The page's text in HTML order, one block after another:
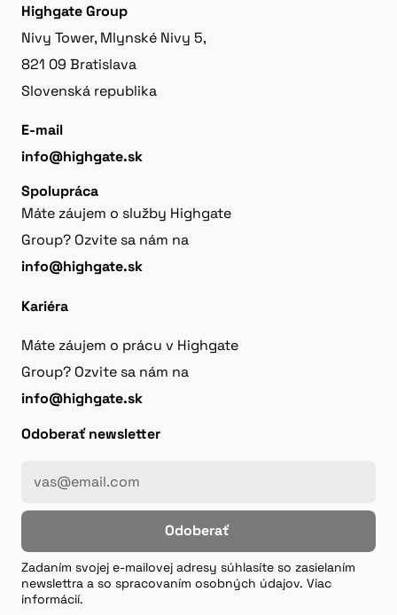
Highgate Group
Nivy Tower, Mlynské Nivy 5,
821 09 Bratislava
Slovenská republika
E-mail
info@highgate.sk
Spolupráca
Máte záujem o služby Highgate
Group? Ozvite sa nám na
info@highgate.sk
Kariéra
Máte záujem o prácu v Highgate
Group? Ozvite sa nám na
info@highgate.sk
Odoberať newsletter
Odoberať
Zadaním svojej e-mailovej adresy súhlasíte so zasielaním
newslettra a so spracovaním osobných údajov. Viac
informácií.